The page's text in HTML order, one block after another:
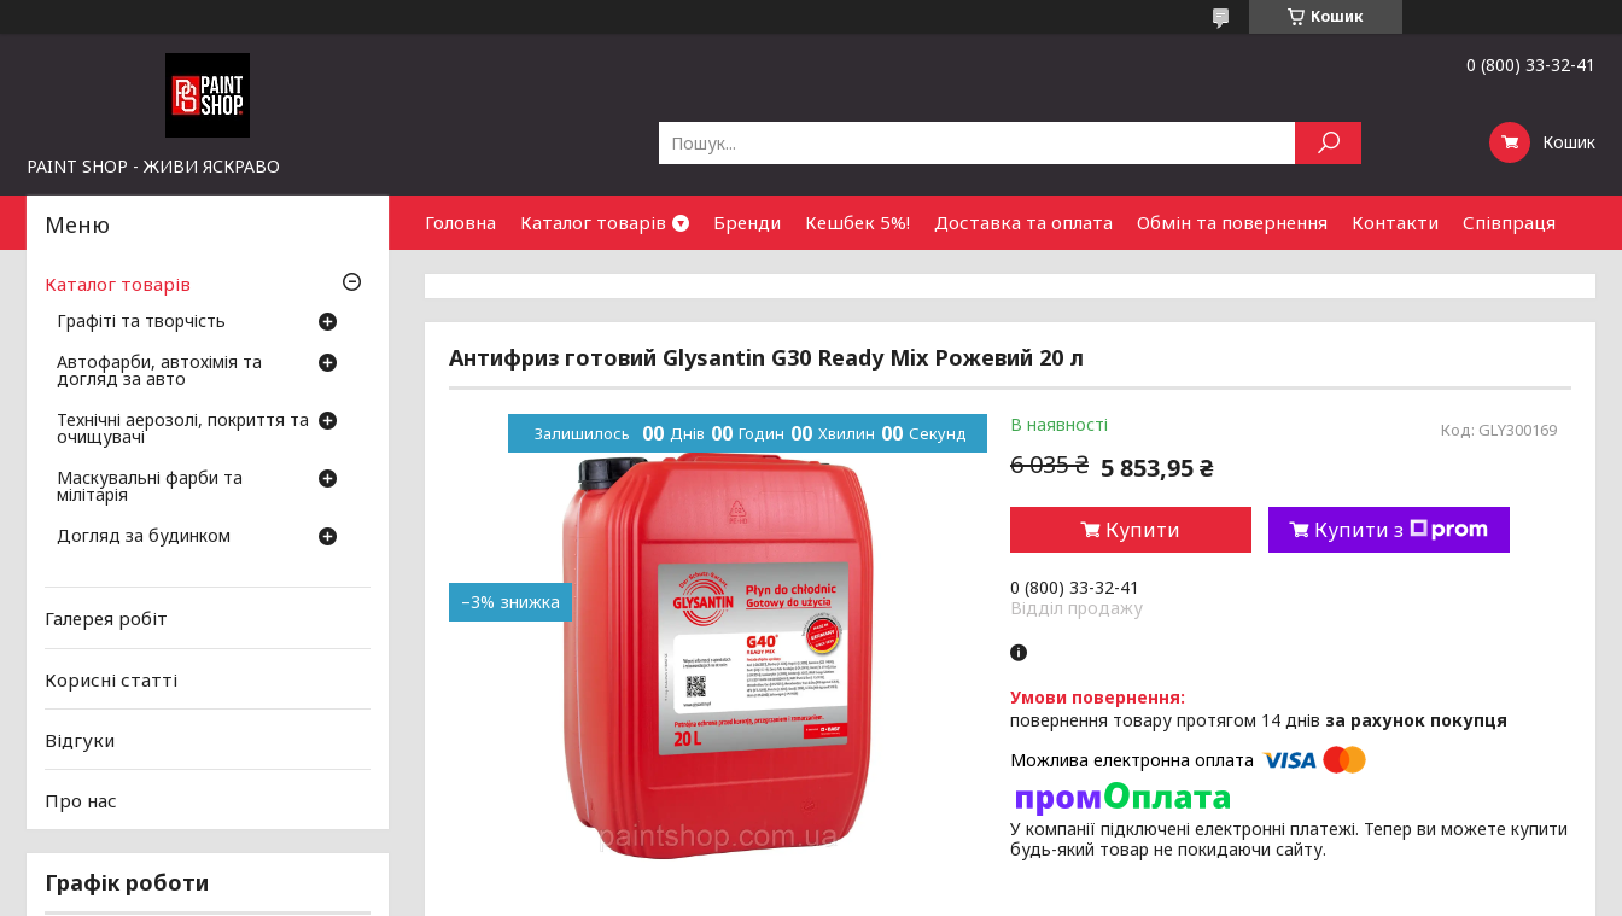
Кошик
PAINT SHOP - ЖИВИ ЯСКРАВО
0 (800) 33-32-41
Кошик
Головна Каталог товарів Бренди Кешбек 5%! Доставка та оплата Обмін та повернення Контакти Співпраця
Антифриз готовий Glysantin G30 Ready Mix Рожевий 20 л
–3%
Залишилось 00 Днів 00 Годин 00 Хвилин 00 Секунд В наявності Код: GLY300169
6 035 ₴ 5 853,95 ₴
Купити Купити з
0 (800) 33-32-41
Відділ продажу
повернення товару протягом 14 днів за рахунок покупця
У компанії підключені електронні платежі. Тепер ви можете купити
будь-який товар не покидаючи сайту.
Каталог товарів
Графіті та творчість
Автофарби, автохімія та
догляд за авто
Технічні аерозолі, покриття та
очищувачі
Маскувальні фарби та
мілітарія
Догляд за будинком
Галерея робіт
Корисні статті
Відгуки
Про нас
Графік роботи